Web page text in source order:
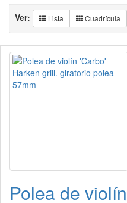
Ver: Lista Cuadrícula
Polea de